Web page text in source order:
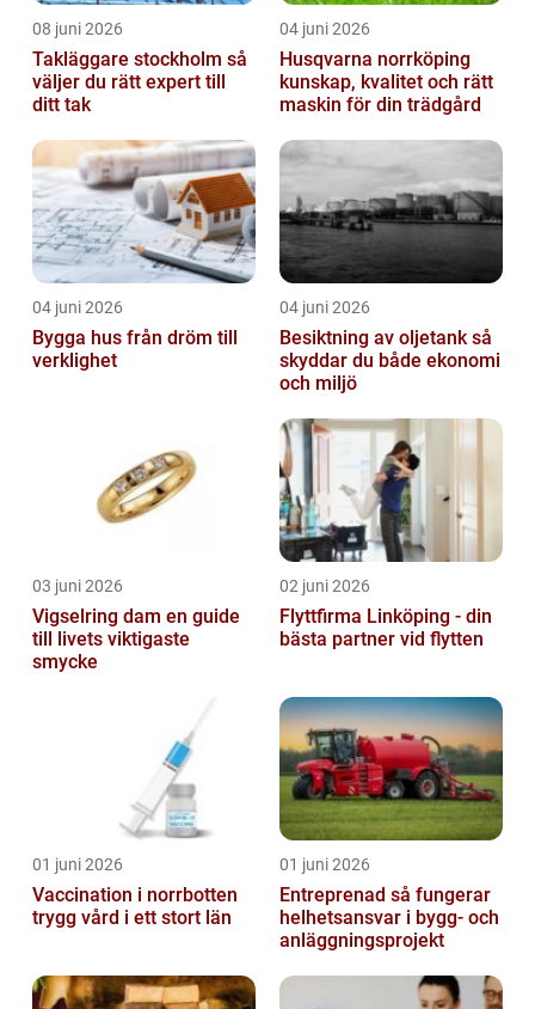
08 juni 2026
Takläggare stockholm så
väljer du rätt expert till
ditt tak
04 juni 2026
Husqvarna norrköping
kunskap, kvalitet och rätt
maskin för din trädgård
04 juni 2026
Bygga hus från dröm till
verklighet
04 juni 2026
Besiktning av oljetank så
skyddar du både ekonomi
och miljö
03 juni 2026
Vigselring dam en guide
till livets viktigaste
smycke
02 juni 2026
Flyttfirma Linköping - din
bästa partner vid flytten
01 juni 2026
Vaccination i norrbotten
trygg vård i ett stort län
01 juni 2026
Entreprenad så fungerar
helhetsansvar i bygg- och
anläggningsprojekt